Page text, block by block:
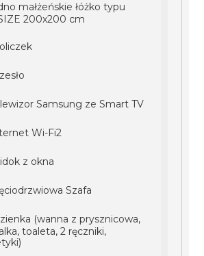
małżeńskie łóżko typu
200x200 cm
Samsung ze Smart TV
Wi-Fi2
z okna
Szafa
(wanna z prysznicowa,
toaleta, 2 ręczniki,